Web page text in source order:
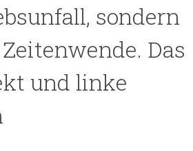
sondern
Das
und linke